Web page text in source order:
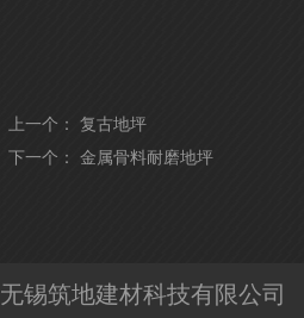
上一个： 复古地坪
下一个： 金属骨料耐磨地坪
无锡筑地建材科技有限公司